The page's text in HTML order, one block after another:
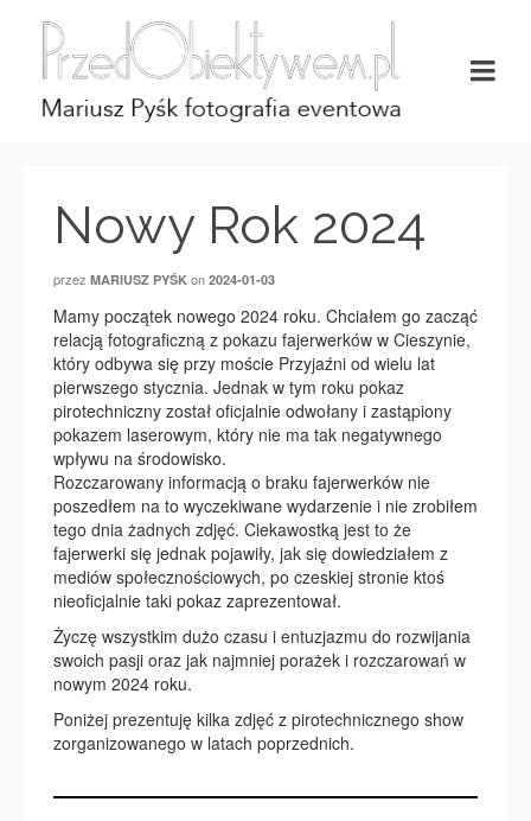
Nowy Rok 2024
przez MARIUSZ PYŚK on 2024-01-03
Mamy początek nowego 2024 roku. Chciałem go zacząć
relacją fotograficzną z pokazu fajerwerków w Cieszynie,
który odbywa się przy moście Przyjaźni od wielu lat
pierwszego stycznia. Jednak w tym roku pokaz
pirotechniczny został oficjalnie odwołany i zastąpiony
pokazem laserowym, który nie ma tak negatywnego
wpływu na środowisko.
Rozczarowany informacją o braku fajerwerków nie
poszedłem na to wyczekiwane wydarzenie i nie zrobiłem
tego dnia żadnych zdjęć. Ciekawostką jest to że
fajerwerki się jednak pojawiły, jak się dowiedziałem z
mediów społecznościowych, po czeskiej stronie ktoś
nieoficjalnie taki pokaz zaprezentował.
Życzę wszystkim dużo czasu i entuzjazmu do rozwijania
swoich pasji oraz jak najmniej porażek i rozczarowań w
nowym 2024 roku.
Poniżej prezentuję kilka zdjęć z pirotechnicznego show
zorganizowanego w latach poprzednich.